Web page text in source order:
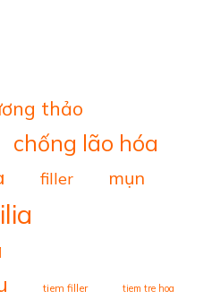
thảo
chống lão hóa
filler mụn
tiem filler tiem tre hoa